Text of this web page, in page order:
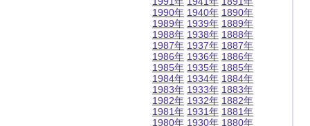
1990年
1989年
1988年
1987年
1986年
1985年
1984年
1983年
1982年
1981年
1980年
1940年
1939年
1938年
1937年
1936年
1935年
1934年
1933年
1932年
1931年
1930年
1890年
1889年
1888年
1887年
1886年
1885年
1884年
1883年
1882年
1881年
1880年